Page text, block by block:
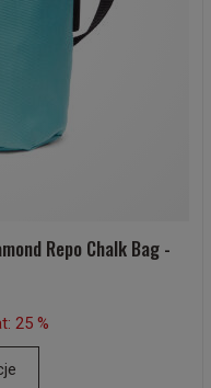
Repo Chalk Bag -
25 %